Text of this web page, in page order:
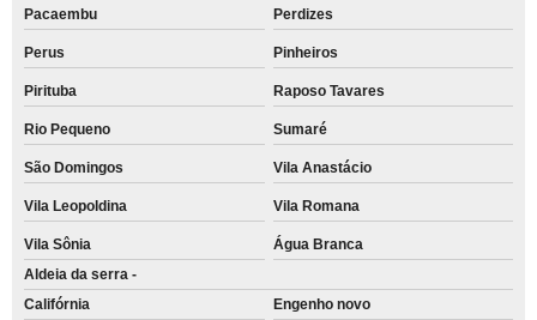
Pacaembu Perdizes
Perus Pinheiros
Pirituba Raposo Tavares
Rio Pequeno Sumaré
São Domingos Vila Anastácio
Vila Leopoldina Vila Romana
Vila Sônia
Água Branca
Aldeia da serra -
Califórnia
Engenho novo